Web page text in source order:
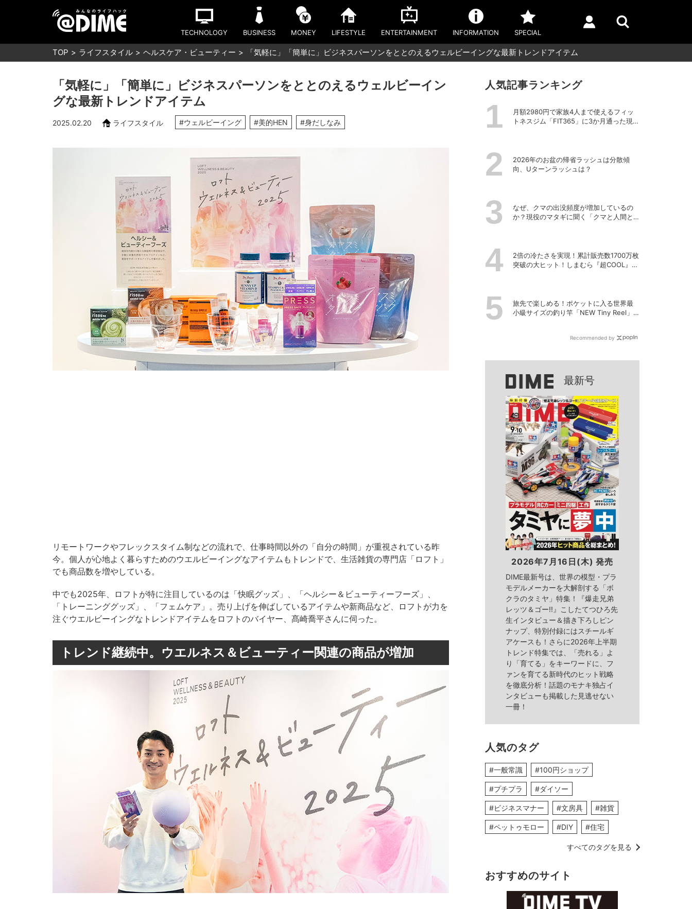
TECHNOLOGY BUSINESS MONEY LIFESTYLE ENTERTAINMENT INFORMATION SPECIAL
TOP ライフスタイル ヘルスケア・ビューティー 「気軽に」「簡単に」ビジネスパーソンをととのえるウェルビーイングな最新トレンドアイテム
「気軽に」「簡単に」ビジネスパーソンをととのえるウェルビーイン
グな最新トレンドアイテム
2025.02.20 ライフスタイル #ウェルビーイング #美的HEN #身だしなみ
リモートワークやフレックスタイム制などの流れで、仕事時間以外の「自分の時間」が重視されている昨
今。個人が心地よく暮らすためのウエルビーイングなアイテムもトレンドで、生活雑貨の専門店「ロフト」
でも商品数を増やしている。
中でも2025年、ロフトが特に注目しているのは「快眠グッズ」、「ヘルシー＆ビューティーフーズ」、
「トレーニンググッズ」、「フェムケア」。売り上げを伸ばしているアイテムや新商品など、ロフトが力を
注ぐウエルビーイングなトレンドアイテムをロフトのバイヤー、髙崎喬平さんに伺った。
トレンド継続中。ウエルネス＆ビューティー関連の商品が増加
人気記事ランキング
月額2980円で家族4人まで使えるフィッ
トネスジム「FIT365」に3か月通った現在
2026年のお盆の帰省ラッシュは分散傾
向、Uターンラッシュは？
なぜ、クマの出没頻度が増加しているの
か？現役のマタギに聞く「クマと人間と
2倍の冷たさを実現！累計販売数1700万枚
突破の大ヒット！しまむら『超COOL』シ
旅先で楽しめる！ポケットに入る世界最
小級サイズの釣り竿「NEW Tiny Reel」
Recommended by
最新号
2026年7月16日(木) 発売
DIME最新号は、世界の模型・プラ
モデルメーカーを大解剖する「ボ
クラのタミヤ」特集！『爆走兄弟
レッツ＆ゴー!!』こしたてつひろ先
生インタビュー＆描き下ろしピン
ナップ、特別付録にはスチールギ
アケースも！さらに2026年上半期
トレンド特集では、「売れる」よ
り「育てる」をキーワードに、フ
ァンを育てる新時代のヒット戦略
を徹底分析！話題のモナキ独占イ
ンタビューも掲載した見逃せない
一冊！
人気のタグ
#一般常識 #100円ショップ
#プチプラ #ダイソー
#ビジネスマナー #文房具 #雑貨
#ペットゥモロー #DIY #住宅
すべてのタグを見る
おすすめのサイト